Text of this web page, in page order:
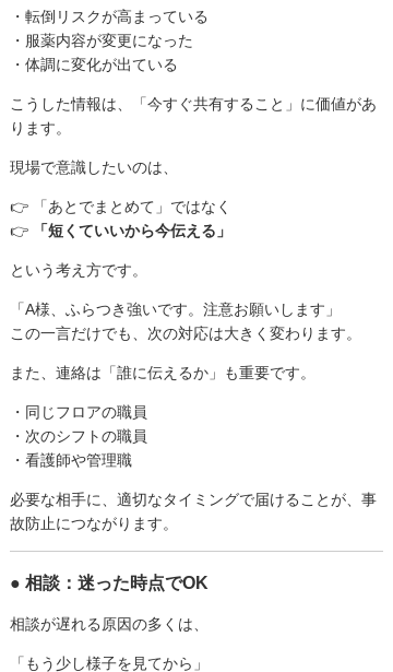
・転倒リスクが高まっている
・服薬内容が変更になった
・体調に変化が出ている
こうした情報は、「今すぐ共有すること」に価値があ
ります。
現場で意識したいのは、
👉 「あとでまとめて」ではなく
👉
「短くていいから今伝える」
という考え方です。
「A様、ふらつき強いです。注意お願いします」
この一言だけでも、次の対応は大きく変わります。
また、連絡は「誰に伝えるか」も重要です。
・同じフロアの職員
・次のシフトの職員
・看護師や管理職
必要な相手に、適切なタイミングで届けることが、事
故防止につながります。
● 相談：迷った時点でOK
相談が遅れる原因の多くは、
「もう少し様子を見てから」